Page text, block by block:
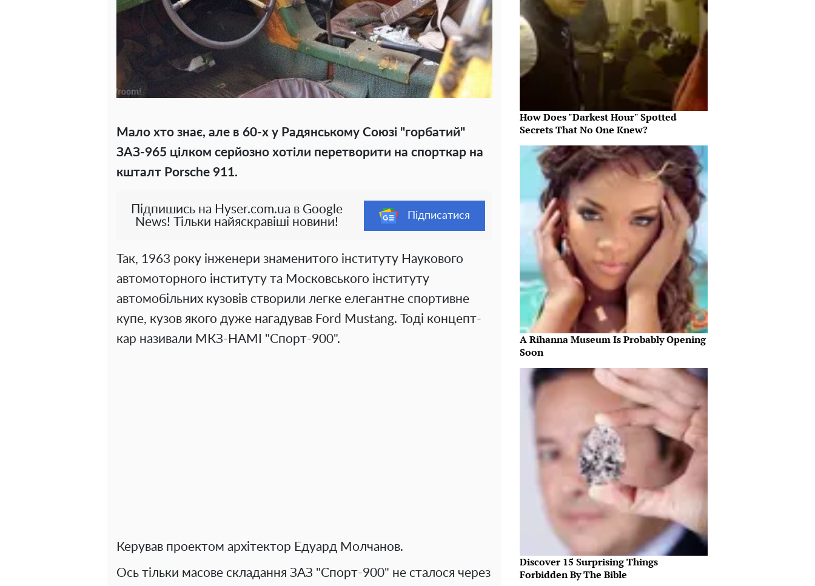
Мало хто знає, але в 60-х у Радянському Союзі "горбатий"
ЗАЗ-965 цілком серйозно хотіли перетворити на спорткар на
кшталт Porsche 911.
Підпишись на Hyser.com.ua в Google
News! Тільки найяскравіші новини!
Підписатися
Так, 1963 року інженери знаменитого інституту Наукового
автомоторного інституту та Московського інституту
автомобільних кузовів створили легке елегантне спортивне
купе, кузов якого дуже нагадував Ford Mustang. Тоді концепт-
кар називали МКЗ-НАМІ "Спорт-900".
Керував проектом архітектор Едуард Молчанов.
Ось тільки масове складання ЗАЗ "Спорт-900" не сталося через
How Does "Darkest Hour" Spotted
Secrets That No One Knew?
A Rihanna Museum Is Probably Opening
Soon
Discover 15 Surprising Things
Forbidden By The Bible